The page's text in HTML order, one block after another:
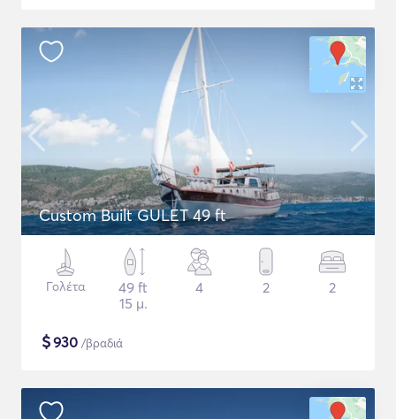
Custom Built GULET 49 ft
Γολέτα
49 ft
15 μ.
4 2 2
$930 /βραδιά